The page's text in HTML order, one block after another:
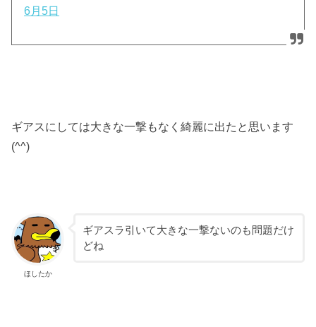
6月5日
ギアスにしては大きな一撃もなく綺麗に出たと思います
(^^)
ほしたか
ギアスラ引いて大きな一撃ないのも問題だけ
どね